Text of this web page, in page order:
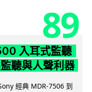
89
入耳式監聽
聽與人聲利器
經典 MDR-7506 到